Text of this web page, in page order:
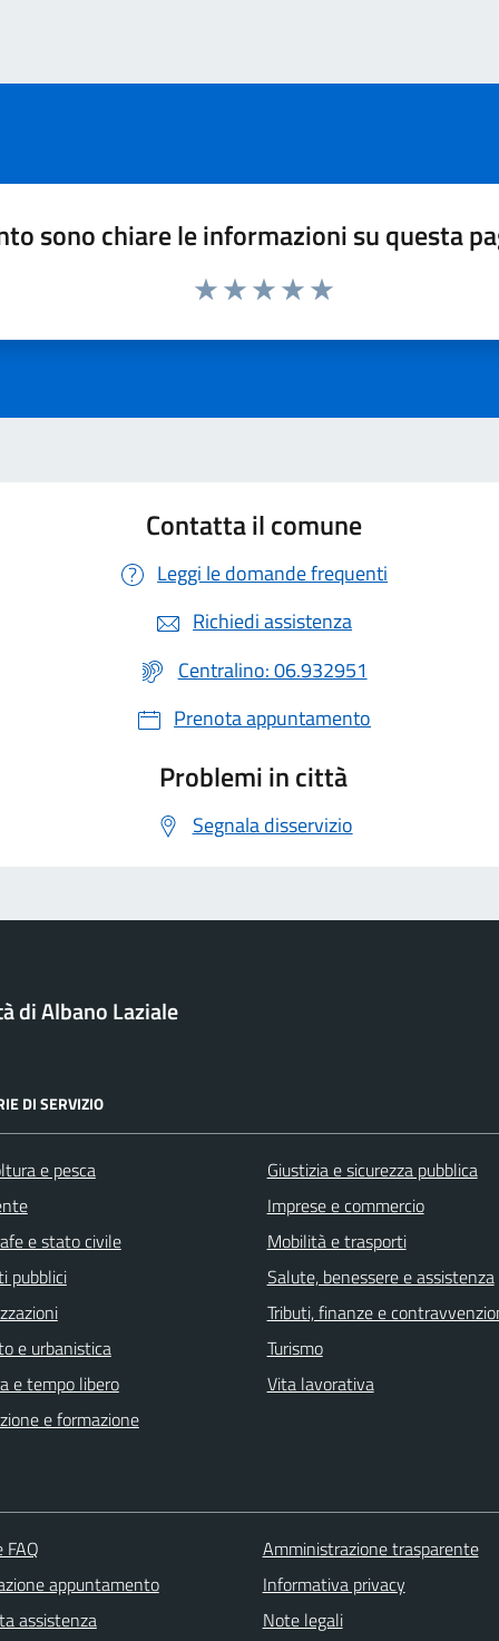
sono chiare le informazioni su questa
Contatta il comune
Leggi le domande frequenti
Richiedi assistenza
Centralino: 06.932951
Prenota appuntamento
Problemi in città
Segnala disservizio
di Albano Laziale
DI SERVIZIO
e pesca
e stato civile
pubblici
e urbanistica
e tempo libero
e formazione
Giustizia e sicurezza pubblica
Imprese e commercio
Mobilità e trasporti
Salute, benessere e assistenza
Tributi, finanze e
Turismo
Vita lavorativa
FAQ
appuntamento
assistenza
Amministrazione trasparente
Informativa privacy
Note legali